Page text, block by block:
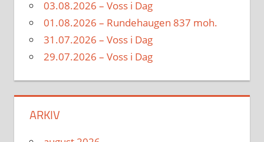
03.08.2026 – Voss i Dag
01.08.2026 – Rundehaugen 837 moh.
31.07.2026 – Voss i Dag
29.07.2026 – Voss i Dag
ARKIV